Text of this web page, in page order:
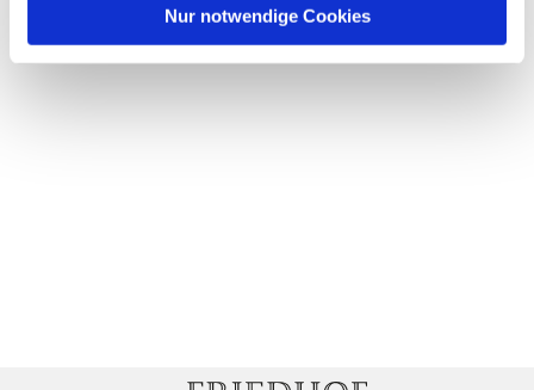
Nur notwendige Cookies